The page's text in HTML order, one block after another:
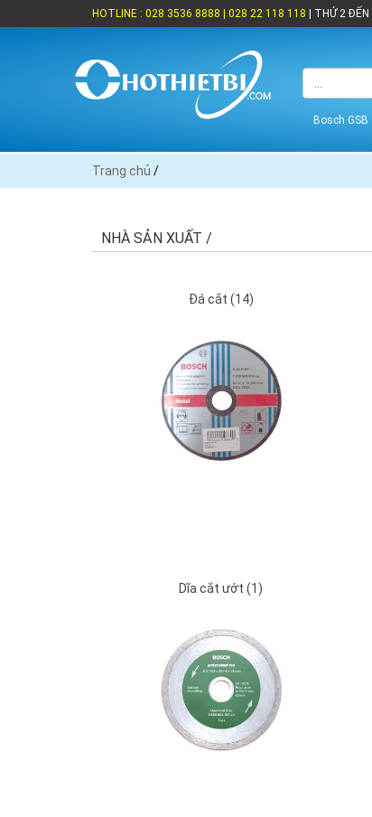
HOTLINE : 028 3536 8888 | 028 22 118 118 | THỨ 2
Bosch GSB
Trang chủ /
NHÀ SẢN XUẤT /
Đá cắt (14)
Dĩa cắt ướt (1)